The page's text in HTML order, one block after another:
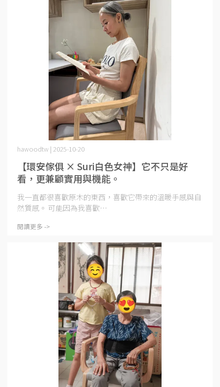
【環安傢俱 × Suri白色女神】它不只是好
看，更兼顧實用與機能。
hawoodtw | 2025-10-20
我一直都很喜歡原木的東西，喜歡它帶來的溫暖手感與自
然質感。 可能因為我喜歡⋯
閱讀更多 ->